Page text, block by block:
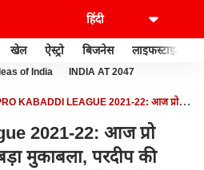
खेल ऐस्ट्रो बिजनेस लाइफस्टाइल
of India INDIA AT 2047
KABADDI LEAGUE 2021-22: आज प्रो
2021-22: आज प्रो
मुकाबला, परदीप की